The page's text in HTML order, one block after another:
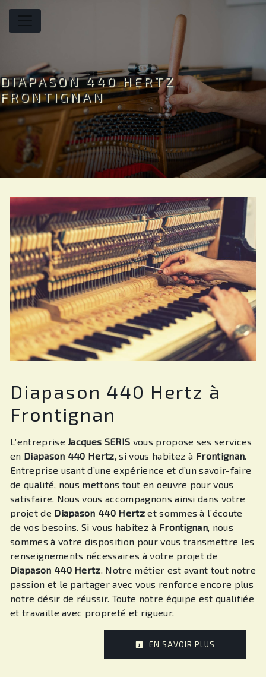
Panneau de gestion des cookies
DIAPASON 440 HERTZ
FRONTIGNAN
Diapason 440 Hertz à
Frontignan
L’entrepriseJacques SERIS vous propose ses services
en Diapason 440 Hertz, si vous habitez à Frontignan.
Entreprise usant d’une expérience et d’un savoir-faire
de qualité, nous mettons tout en oeuvre pour vous
satisfaire. Nous vous accompagnons ainsi dans votre
projet de Diapason 440 Hertzet sommes à l’écoute
de vos besoins. Si vous habitez à Frontignan, nous
sommes à votre disposition pour vous transmettre les
renseignements nécessaires à votre projet de
Diapason 440 Hertz. Notre métier est avant tout notre
passion et le partager avec vous renforce encore plus
notre désir de réussir. Toute notre équipe est qualifiée
et travaille avec propreté et rigueur.
EN SAVOIR PLUS